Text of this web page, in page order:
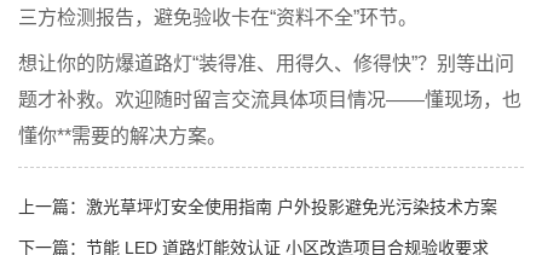
三方检测报告，避免验收卡在“资料不全”环节。
想让你的防爆道路灯“装得准、用得久、修得快”？别等出问
题才补救。欢迎随时留言交流具体项目情况——懂现场，也
懂你**需要的解决方案。
上一篇： 激光草坪灯安全使用指南 户外投影避免光污染技术方案
下一篇： 节能 LED 道路灯能效认证 小区改造项目合规验收要求